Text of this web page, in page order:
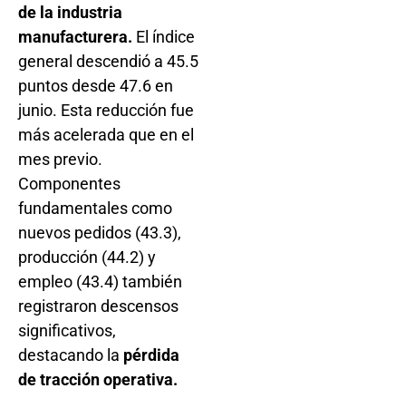
de la industria
manufacturera. El índice
general descendió a 45.5
puntos desde 47.6 en
junio. Esta reducción fue
más acelerada que en el
mes previo.
Componentes
fundamentales como
nuevos pedidos (43.3),
producción (44.2) y
empleo (43.4) también
registraron descensos
significativos,
destacando la pérdida
de tracción operativa.